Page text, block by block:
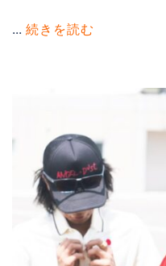
... 続きを読む